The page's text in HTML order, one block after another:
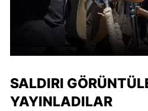
SALDIRI
YAYINLADILAR